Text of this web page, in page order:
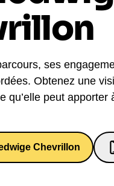
ses
Obtenez une
qu’elle peut apporter
Chevrillon